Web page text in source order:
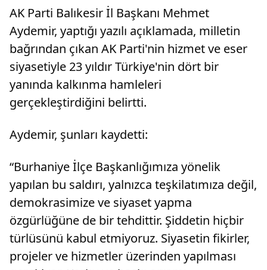
AK Parti Balıkesir İl Başkanı Mehmet
Aydemir, yaptığı yazılı açıklamada, milletin
bağrından çıkan AK Parti'nin hizmet ve eser
siyasetiyle 23 yıldır Türkiye'nin dört bir
yanında kalkınma hamleleri
gerçekleştirdiğini belirtti.
Aydemir, şunları kaydetti:
“Burhaniye İlçe Başkanlığımıza yönelik
yapılan bu saldırı, yalnızca teşkilatımıza değil,
demokrasimize ve siyaset yapma
özgürlüğüne de bir tehdittir. Şiddetin hiçbir
türlüsünü kabul etmiyoruz. Siyasetin fikirler,
projeler ve hizmetler üzerinden yapılması